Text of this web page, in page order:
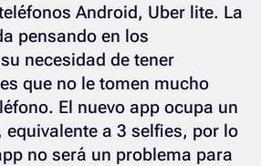
Android, Uber lite. La
pensando en los
necesidad de tener
que no le tomen mucho
El nuevo app ocupa un
equivalente a 3 selfies, por lo
no será un problema para